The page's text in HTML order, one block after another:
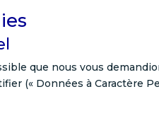
que nous vous
(« Données à Caractère